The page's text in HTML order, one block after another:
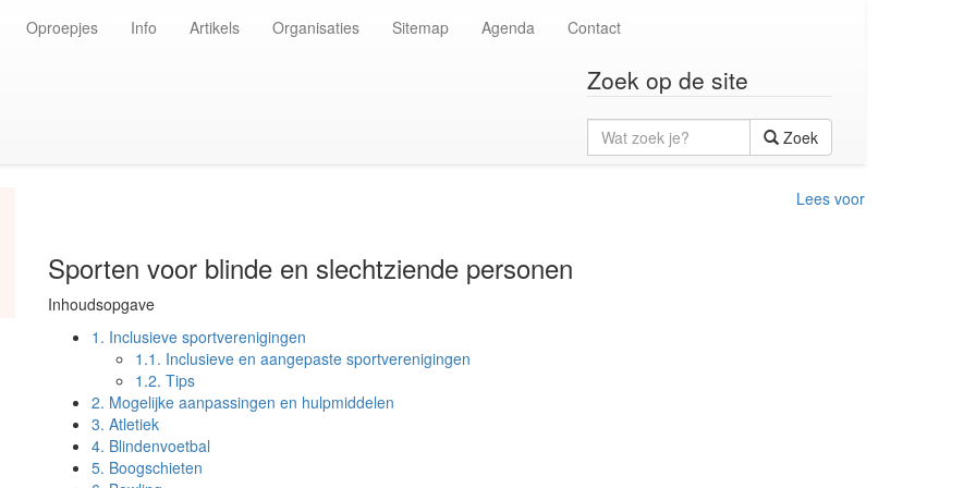
Oproepjes Info Artikels Organisaties Sitemap Agenda Contact
Zoek op de site
Wat
zoek
je?
Zoek
Lees voor
Sporten voor blinde en slechtziende personen
Inhoudsopgave
1. Inclusieve sportverenigingen
1.1. Inclusieve en aangepaste sportverenigingen
1.2. Tips
2. Mogelijke aanpassingen en hulpmiddelen
3. Atletiek
4. Blindenvoetbal
5. Boogschieten